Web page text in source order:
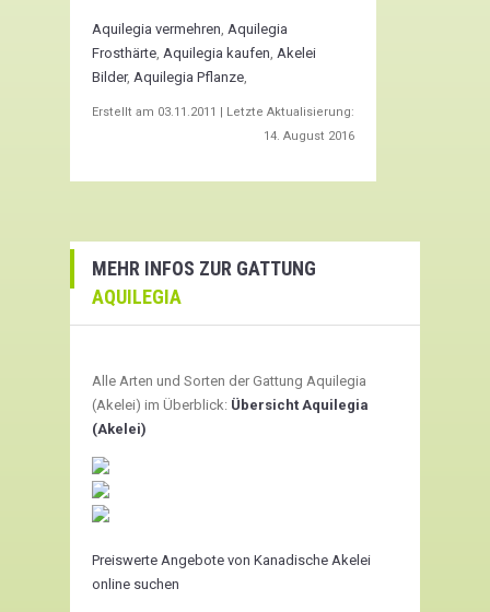
Aquilegia vermehren, Aquilegia
Frosthärte, Aquilegia kaufen, Akelei
Bilder, Aquilegia Pflanze,
Erstellt am 03.11.2011 | Letzte Aktualisierung:
14. August 2016
MEHR INFOS ZUR GATTUNG
AQUILEGIA
Alle Arten und Sorten der Gattung Aquilegia
(Akelei) im Überblick: Übersicht Aquilegia
(Akelei)
Preiswerte Angebote von Kanadische Akelei
online suchen